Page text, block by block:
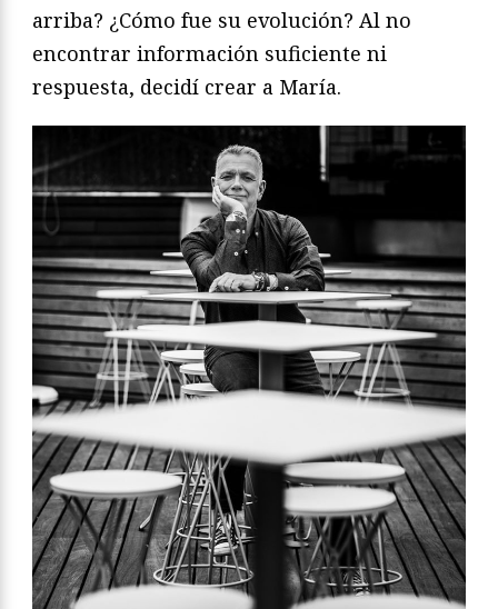
arriba? ¿Cómo fue su evolución? Al no
encontrar información suficiente ni
respuesta, decidí crear a María.